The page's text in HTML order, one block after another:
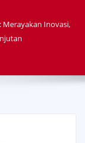
Merayakan Inovasi,